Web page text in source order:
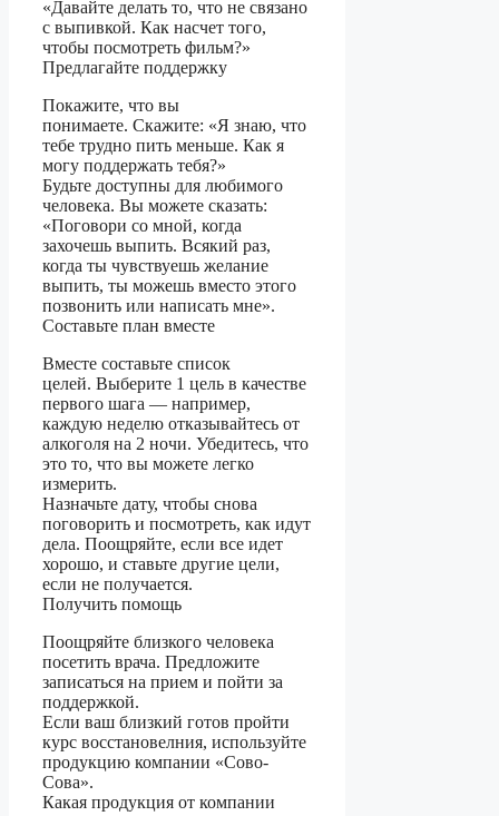
«Давайте делать то, что не связано
с выпивкой. Как насчет того,
чтобы посмотреть фильм?»
Предлагайте поддержку
Покажите, что вы
понимаете. Скажите: «Я знаю, что
тебе трудно пить меньше. Как я
могу поддержать тебя?»
Будьте доступны для любимого
человека. Вы можете сказать:
«Поговори со мной, когда
захочешь выпить. Всякий раз,
когда ты чувствуешь желание
выпить, ты можешь вместо этого
позвонить или написать мне».
Составьте план вместе
Вместе составьте список
целей. Выберите 1 цель в качестве
первого шага — например,
каждую неделю отказывайтесь от
алкоголя на 2 ночи. Убедитесь, что
это то, что вы можете легко
измерить.
Назначьте дату, чтобы снова
поговорить и посмотреть, как идут
дела. Поощряйте, если все идет
хорошо, и ставьте другие цели,
если не получается.
Получить помощь
Поощряйте близкого человека
посетить врача. Предложите
записаться на прием и пойти за
поддержкой.
Если ваш близкий готов пройти
курс восстановелния, используйте
продукцию компании «Сово-
Сова».
Какая продукция от компании